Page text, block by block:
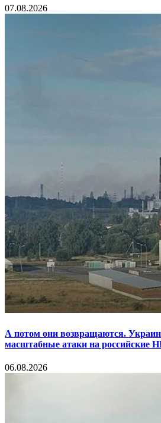
07.08.2026
А потом они возвращаются.
масштабные атаки на российские
06.08.2026